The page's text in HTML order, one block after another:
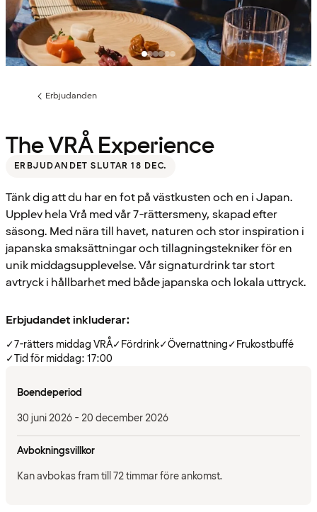
Föregående
Erbjudanden
The VRÅ Experience
ERBJUDANDET SLUTAR 18 DEC.
Tänk dig att du har en fot på västkusten och en i Japan.
Upplev hela Vrå med vår 7-rättersmeny, skapad efter
säsong. Med nära till havet, naturen och stor inspiration i
japanska smaksättningar och tillagningstekniker för en
unik middagsupplevelse. Vår signaturdrink tar stort
avtryck i hållbarhet med både japanska och lokala uttryck.
Erbjudandet inkluderar:
✓7-rätters middag VRÅ✓Fördrink✓Övernattning✓Frukostbuffé
✓Tid för middag: 17:00
Boendeperiod
30 juni 2026 - 20 december 2026
Avbokningsvillkor
Kan avbokas fram till 72 timmar före ankomst.